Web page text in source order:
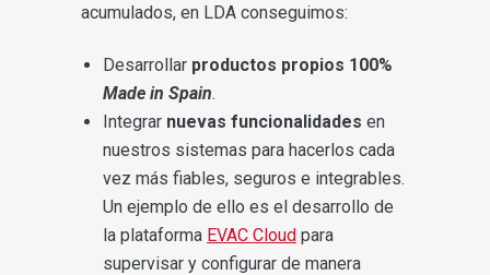
acumulados, en LDA conseguimos:
Desarrollar productos propios 100%
Made in Spain.
Integrar nuevas funcionalidades en
nuestros sistemas para hacerlos cada
vez más fiables, seguros e integrables.
Un ejemplo de ello es el desarrollo de
la plataforma EVAC Cloud para
supervisar y configurar de manera